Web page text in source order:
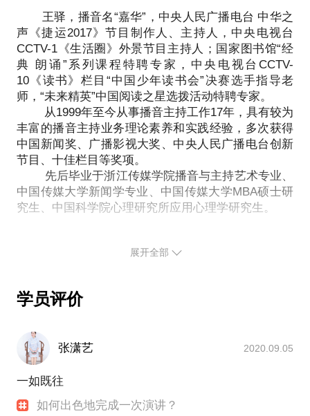
语言：我普通话不标准怎么办？我嗓子是哑的怎么
办？
互动：我应该怎么互动？这样互动效果好吗？
演讲的终极目的是“共情”。不但要让听众产生“共
鸣”，还应该要“共情”，这是借鉴了心理学中的一个概
念，从受众的角度出发，而不是从演讲者的角度出
发，要设身处地去理解受众的需求，包括受众从你的
演讲中期待解决的问题以及从中可以获得的情感需
求。
所以每一次演讲都是一个完全不同的情感互动，
我们需要考虑的因素非常多，我可以帮你一起梳理：
以上几个方面来确定讲演的内容。
肢体：肢体语言有哪些禁忌？这次演讲适合什么样的
语言：怎样清晰、准确地传递讲演信息？怎样提升演
讲中语言表达的感染力？
现场反馈。
表达：紧张怎么办？我该穿什么？我怎么跟搭档互
动？
应变：台上出了状况我该怎么办？我可以开玩笑吗？
一个优秀的主持人绝对不是单纯的报幕员，也不仅仅
只是一个演讲者，在舞台上，主持人手中的话筒就是
整个现场的指挥棒，主持人应该负责掌控现场的节
奏、把握受众的情绪，还应该及时处理好现场每一个
突发状况。
所以主持一台晚会，或者是一个论坛，需要考虑的因
素非常多，我可以帮你一起梳理：
风格：每个人的人格特质都是绝无仅有的，所以每一
个主持人都应该有自己的风格。
表达：不论单人主持还是双人主持，需要掌握最基本
应变：对现场可能出现的状况进行预设和演练。
王驿，播音名“嘉华”，中央人民广播电台 中华之
声《捷运2017》节目制作人、主持人，中央电视台
CCTV-1《生活圈》外景节目主持人；国家图书馆“经
典 朗诵”系列课程特聘专家，中央电视台CCTV-
10《读书》栏目“中国少年读书会”决赛选手指导老
师，“未来精英”中国阅读之星选拨活动特聘专家。
从1999年至今从事播音主持工作17年，具有较为
丰富的播音主持业务理论素养和实践经验，多次获得
中国新闻奖、广播影视大奖、中央人民广播电台创新
节目、十佳栏目等奖项。
先后毕业于浙江传媒学院播音与主持艺术专业、
中国传媒大学新闻学专业、中国传媒大学MBA硕士研
究生、中国科学院心理研究所应用心理学研究生。
朗诵：气息、吐字、节奏、情绪……
具体问题，具体解决！语言表达是一件实践性非
常强的事情，每一个人都有自己的特点，都可以形成
自己的风格，我们一起做到最好！
展开全部
学员评价
张潇艺 2020.09.05
一如既往
如何出色地完成一次演讲？